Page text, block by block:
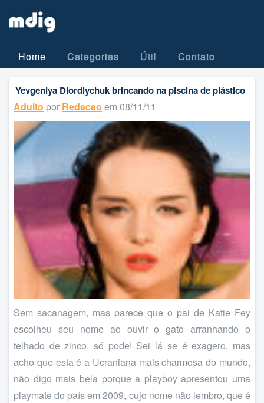
Home Categorias Útil Contato
Yevgeniya Diordiychuk brincando na piscina de plástico
Adulto por Redacao em 08/11/11
Sem sacanagem, mas parece que o pai de Katie Fey
escolheu seu nome ao ouvir o gato arranhando o
telhado de zinco, só pode! Sei lá se é exagero, mas
acho que esta é a Ucraniana mais charmosa do mundo,
não digo mais bela porque a playboy apresentou uma
playmate do país em 2009, cujo nome não lembro, que é